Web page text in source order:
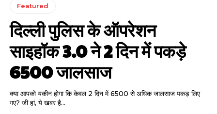
Featured
दिल्ली पुलिस के ऑपरेशन
साइहॉक 3.0 ने 2 दिन में पकड़े
6500 जालसाज
क्या आपको यकीन होगा कि केवल 2 दिन में 6500 से अधिक जालसाज पकड़ लिए
गए? जी हां, ये खबर है...